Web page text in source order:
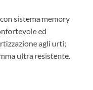
sistema memory
ed
agli urti;
ultra resistente.